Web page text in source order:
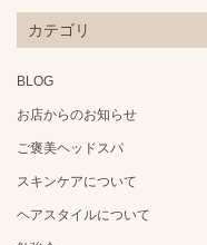
カテゴリ
BLOG
お店からのお知らせ
ご褒美ヘッドスパ
スキンケアについて
ヘアスタイルについて